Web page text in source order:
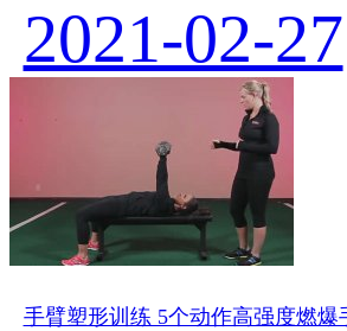
2021-02-27
手臂塑形训练 5个动作高强度燃爆